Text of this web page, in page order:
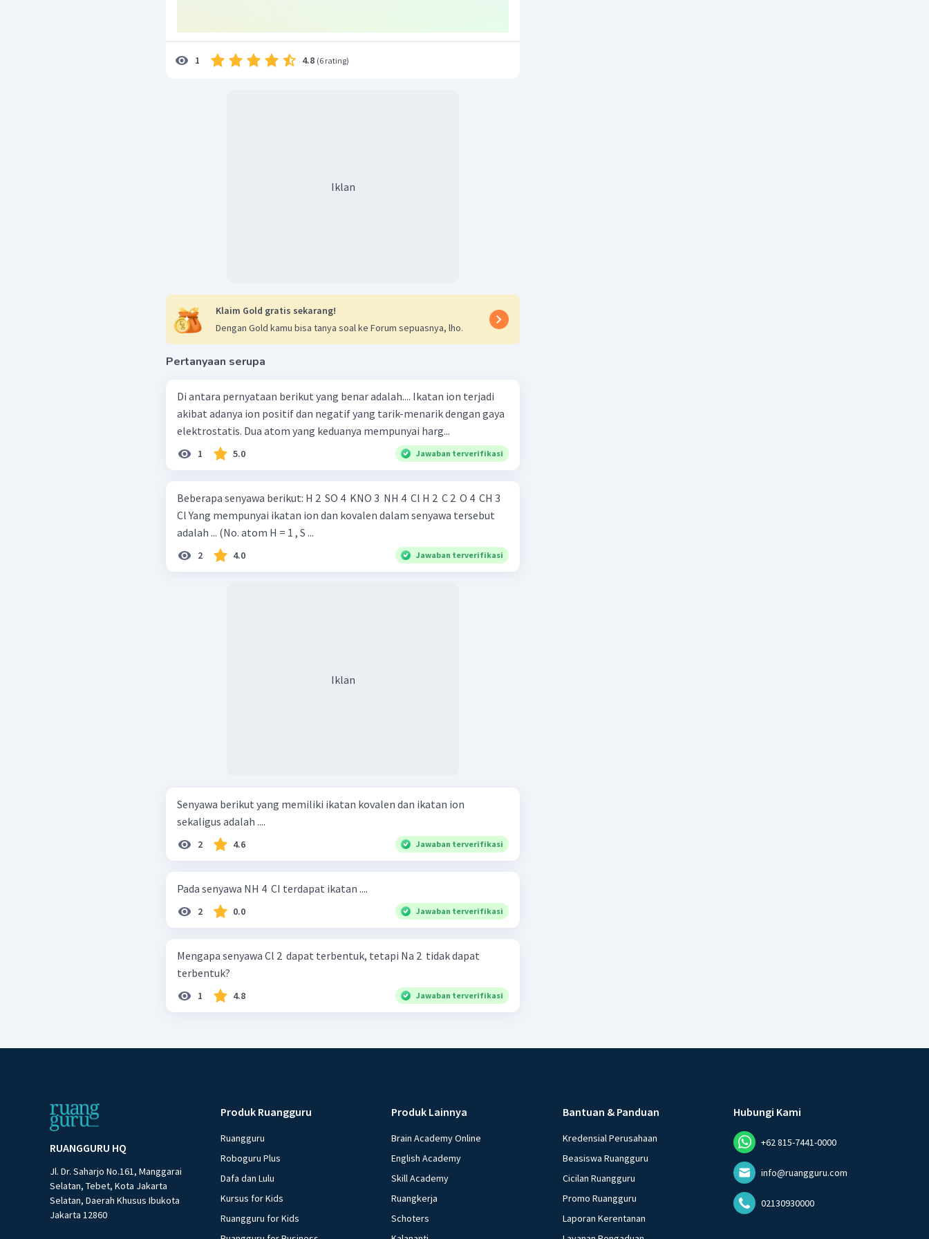
Dapat disimpulkan bahwa senyawa
mengandung ikatan ion
antara ion
dan ion
yaitu ikatan antara atom O dan H.
1 4.8 (6 rating)
Iklan
Klaim Gold gratis sekarang!
Dengan Gold kamu bisa tanya soal ke Forum sepuasnya, lho.
Pertanyaan serupa
Di antara pernyataan berikut yang benar adalah.... Ikatan ion terjadi
akibat adanya ion positif dan negatif yang tarik-menarik dengan gaya
elektrostatis. Dua atom yang keduanya mempunyai harg...
1 5.0 Jawaban terverifikasi
Beberapa senyawa berikut: H 2 ​ SO 4 ​ KNO 3 ​ NH 4 ​ Cl H 2 ​ C 2 ​ O 4 ​ CH 3 ​
Cl Yang mempunyai ikatan ion dan kovalen dalam senyawa tersebut
adalah ... (No. atom H = 1 , S ...
2 4.0 Jawaban terverifikasi
Iklan
Senyawa berikut yang memiliki ikatan kovalen dan ikatan ion
sekaligus adalah ....
2 4.6 Jawaban terverifikasi
Pada senyawa NH 4 ​ CI terdapat ikatan ....
2 0.0 Jawaban terverifikasi
Mengapa senyawa Cl 2 ​ dapat terbentuk, tetapi Na 2 ​ tidak dapat
terbentuk? ​
1 4.8 Jawaban terverifikasi
RUANGGURU HQ
Jl. Dr. Saharjo No.161, Manggarai
Selatan, Tebet, Kota Jakarta
Selatan, Daerah Khusus Ibukota
Jakarta 12860
Produk Ruangguru
Ruangguru
Roboguru Plus
Dafa dan Lulu
Kursus for Kids
Ruangguru for Kids
Produk Lainnya
Brain Academy Online
English Academy
Skill Academy
Ruangkerja
Schoters
Bantuan & Panduan
Kredensial Perusahaan
Beasiswa Ruangguru
Cicilan Ruangguru
Promo Ruangguru
Laporan Kerentanan
Hubungi Kami
+62 815-7441-0000
info@ruangguru.com
02130930000